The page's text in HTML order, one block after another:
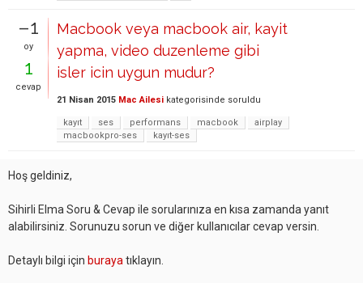
–1
oy
1
cevap
Macbook veya macbook air, kayit
yapma, video duzenleme gibi
isler icin uygun mudur?
21 Nisan 2015 Mac Ailesi kategorisinde soruldu
kayıt ses performans macbook
airplay
macbookpro-ses
kayıt-ses
Hoş geldiniz,
Sihirli Elma Soru & Cevap ile sorularınıza en kısa zamanda yanıt
alabilirsiniz. Sorunuzu sorun ve diğer kullanıcılar cevap versin.
Detaylı bilgi için buraya tıklayın.